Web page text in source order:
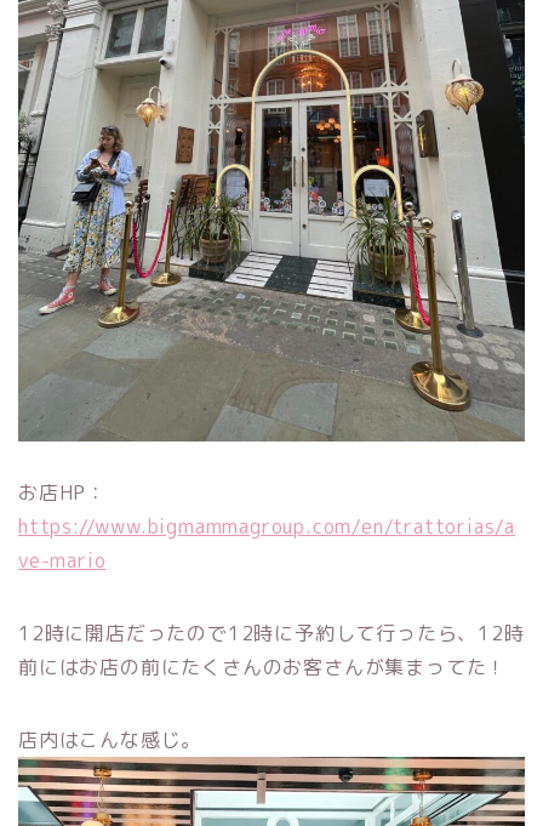
お店HP：
https://www.bigmammagroup.com/en/trattorias/a
ve-mario
12時に開店だったので12時に予約して行ったら、12時
前にはお店の前にたくさんのお客さんが集まってた！
店内はこんな感じ。